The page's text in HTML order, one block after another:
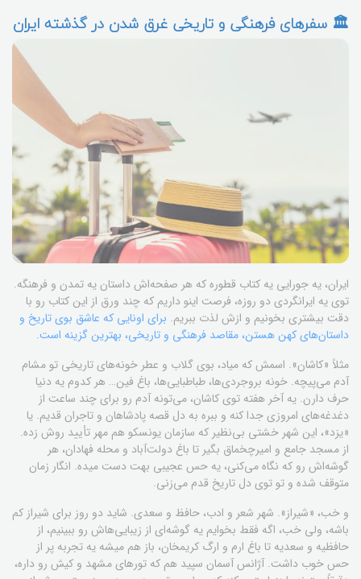
🏛️ سفرهای فرهنگی و تاریخی غرق شدن در گذشته ایران
ایران، یه جورایی یه کتاب قطوره که هر صفحه‌اش داستان یه تمدن و فرهنگه.
توی یه ایرانگردی دو روزه، فرصت اینو داریم که چند ورق از این کتاب رو با
دقت بیشتری بخونیم و ازش لذت ببریم. برای اونایی که عاشق بوی تاریخ و
داستان‌های کهن هستن، مقاصد فرهنگی و تاریخی، بهترین گزینه است.
مثلاً «کاشان». اسمش که میاد، بوی گلاب و عطر خونه‌های تاریخی تو مشام
آدم می‌پیچه. خونه بروجردی‌ها، طباطبایی‌ها، باغ فین… هر کدوم یه دنیا
حرف دارن. یه آخر هفته توی کاشان، می‌تونه آدم رو برای چند ساعت از
دغدغه‌های امروزی جدا کنه و ببره به دل قصه پادشاهان و تاجران قدیم. یا
«یزد»، این شهر خشتی بی‌نظیر که سازمان یونسکو هم مهر تأیید روش زده.
از مسجد جامع و امیرچخماق بگیر تا باغ دولت‌آباد و محله فهادان، هر
گوشه‌اش رو که نگاه می‌کنی، یه حس عجیبی بهت دست میده. انگار زمان
متوقف شده و تو توی دل تاریخ قدم می‌زنی.
و خب، «شیراز». شهر شعر و ادب، حافظ و سعدی. شاید دو روز برای شیراز کم
باشه، ولی خب، اگه فقط بخوایم یه گوشه‌ای از زیبایی‌هاش رو ببینیم، از
حافظیه و سعدیه تا باغ ارم و ارگ کریمخان، باز هم میشه یه تجربه پر از
حس خوب داشت. آژانس آسمان سپید هم که تورهای مشهد و کیش رو داره،